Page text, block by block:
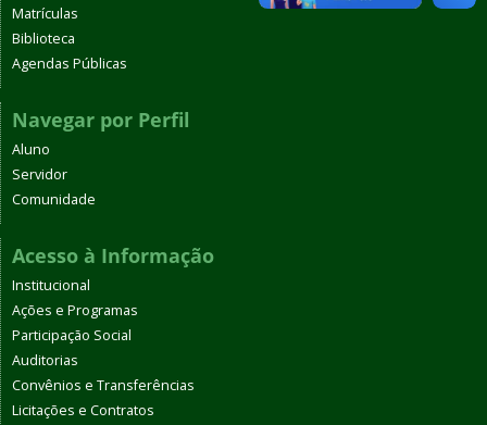
Matrículas
Biblioteca
Agendas Públicas
Navegar por Perfil
Aluno
Servidor
Comunidade
Acesso à Informação
Institucional
Ações e Programas
Participação Social
Auditorias
Convênios e Transferências
Licitações e Contratos